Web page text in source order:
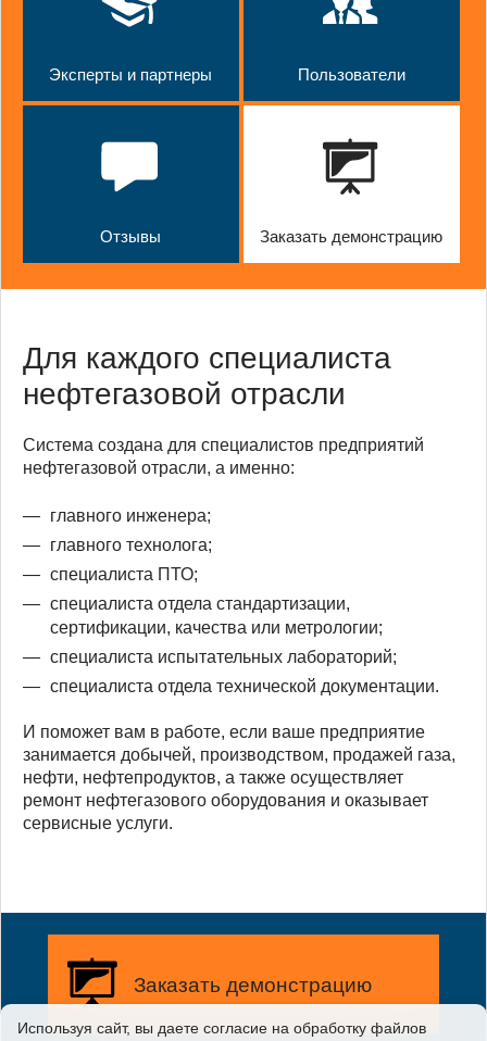
Эксперты и партнеры Пользователи
Отзывы Заказать демонстрацию
Для каждого специалиста
нефтегазовой отрасли
Система создана для специалистов предприятий
нефтегазовой отрасли, а именно:
главного инженера;
главного технолога;
специалиста ПТО;
специалиста отдела стандартизации,
сертификации, качества или метрологии;
специалиста испытательных лабораторий;
специалиста отдела технической документации.
И поможет вам в работе, если ваше предприятие
занимается добычей, производством, продажей газа,
нефти, нефтепродуктов, а также осуществляет
ремонт нефтегазового оборудования и оказывает
сервисные услуги.
Заказать демонстрацию
Используя сайт, вы даете согласие на обработку файлов